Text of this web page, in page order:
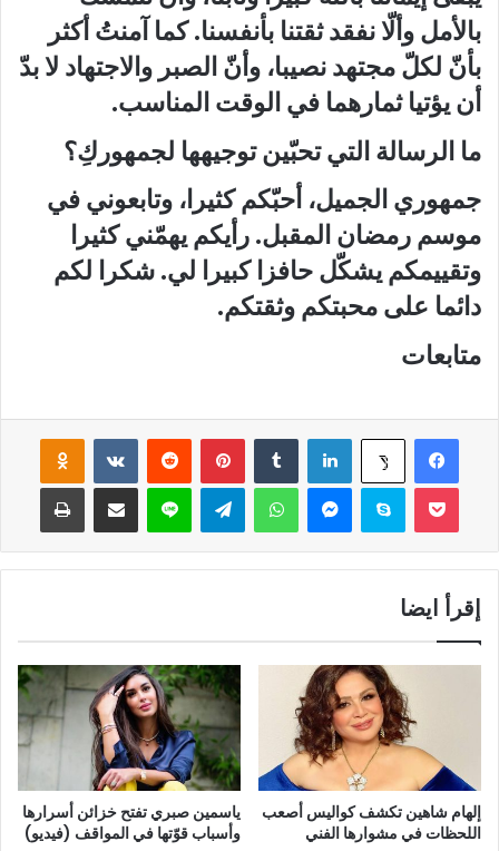
بالأمل وألّا نفقد ثقتنا بأنفسنا. كما آمنتُ أكثر
بأنّ لكلّ مجتهد نصيبا، وأنّ الصبر والاجتهاد لا بدّ
أن يؤتيا ثمارهما في الوقت المناسب.
ما الرسالة التي تحبّين توجيهها لجمهوركِ؟
جمهوري الجميل، أحبّكم كثيرا، وتابعوني في
موسم رمضان المقبل. رأيكم يهمّني كثيرا
وتقييمكم يشكّل حافزا كبيرا لي. شكرا لكم
دائما على محبتكم وثقتكم.
متابعات
فيسبوك ‫X لينكدإن بينتيريست
سكايب واتساب لاين
إقرأ ايضا
إلهام شاهين تكشف كواليس أصعب
اللحظات في مشوارها الفني
ياسمين صبري تفتح خزائن أسرارها
وأسباب قوّتها في المواقف (فيديو)